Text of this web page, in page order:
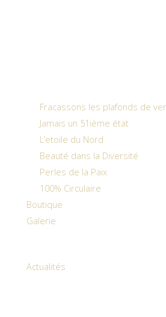
Fracassons les plafonds de
Jamais un 51ième état
L’etoile du Nord
Beauté dans la Diversité
Perles de la Paix
100% Circulaire
Boutique
Galerie
Actualités